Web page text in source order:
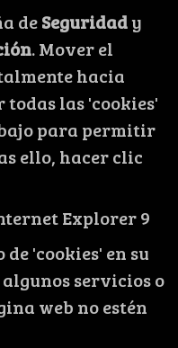
deSeguridady
. Mover el
hacia
las 'cookies'
para permitir
ello, hacer clic
Explorer 9
de 'cookies' en su
servicios o
web no estén